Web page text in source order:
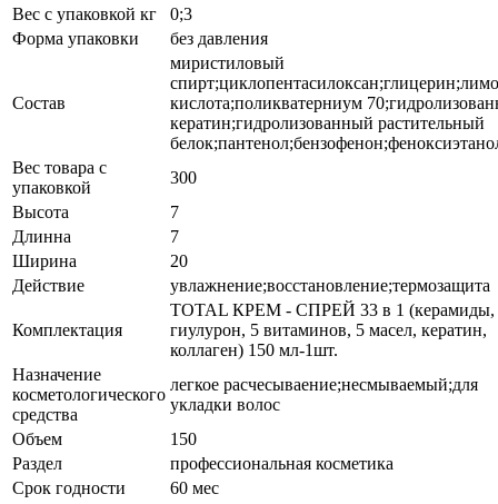
Вес с упаковкой кг
0;3
Форма упаковки
без давления
Состав
миристиловый
кислота;поликватерниум
кератин;гидролизованный растительный
Вес товара с
упаковкой
300
Высота
7
Длинна
7
Ширина
20
Действие
увлажнение;восстановление;термозащита
Комплектация
TOTAL КРЕМ - СПРЕЙ 33 в 1 (керамиды,
гиулурон, 5 витаминов, 5 масел, кератин,
коллаген) 150 мл-1шт.
Назначение
косметологического
средства
легкое расчесываение;несмываемый;для
укладки волос
Объем
150
Раздел
профессиональная косметика
Срок годности
60 мес